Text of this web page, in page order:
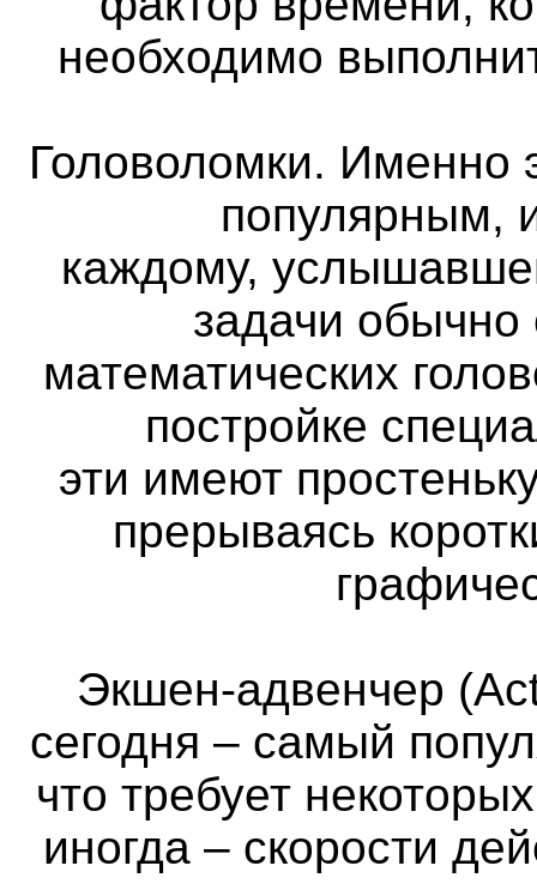
необходимо
Головоломки. Именно
популярным,
каждому,
задачи
математических
постройке
эти имеют
прерываясь
Экшен-адвенчер
сегодня – самый
что требует
иногда – скорости